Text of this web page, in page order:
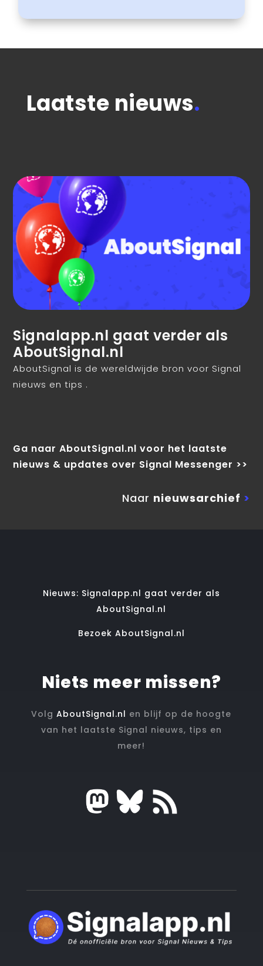
Laatste nieuws.
Signalapp.nl gaat verder als
AboutSignal.nl
AboutSignal is de wereldwijde bron voor Signal
nieuws en tips .
Ga naar AboutSignal.nl voor het laatste
nieuws & updates over Signal Messenger >>
Naar nieuwsarchief >
Nieuws: Signalapp.nl gaat verder als
AboutSignal.nl
Bezoek AboutSignal.nl
Niets meer missen?
VolgAboutSignal.nl en blijf op de hoogte
van het laatste Signal nieuws, tips en
meer!